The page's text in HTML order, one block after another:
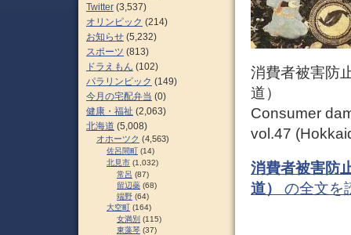
消費者被害防
道）
Consumer
vol.47
消費者被害防
道）
の全文を
Twitter (3,537)
オリンピック (214)
お知らせ (5,232)
スポーツ (813)
ドラえもん (102)
パラリンピック (149)
今月の宅配弁当 (0)
健康・福祉 (2,063)
北海道 (5,008)
オホーツク (4,563)
佐呂間町 (14)
北見市 (1,032)
常呂 (87)
留辺蘂 (68)
端野 (64)
大空町 (164)
女満別 (115)
東藻琴 (37)